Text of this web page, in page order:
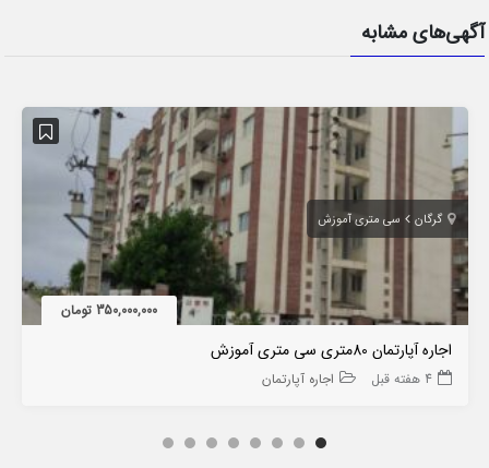
آگهی‌های مشابه
گرگان سی متری آموزش
350,000,000 تومان
اجاره آپارتمان 80متری سی متری آموزش
4 هفته قبل اجاره آپارتمان